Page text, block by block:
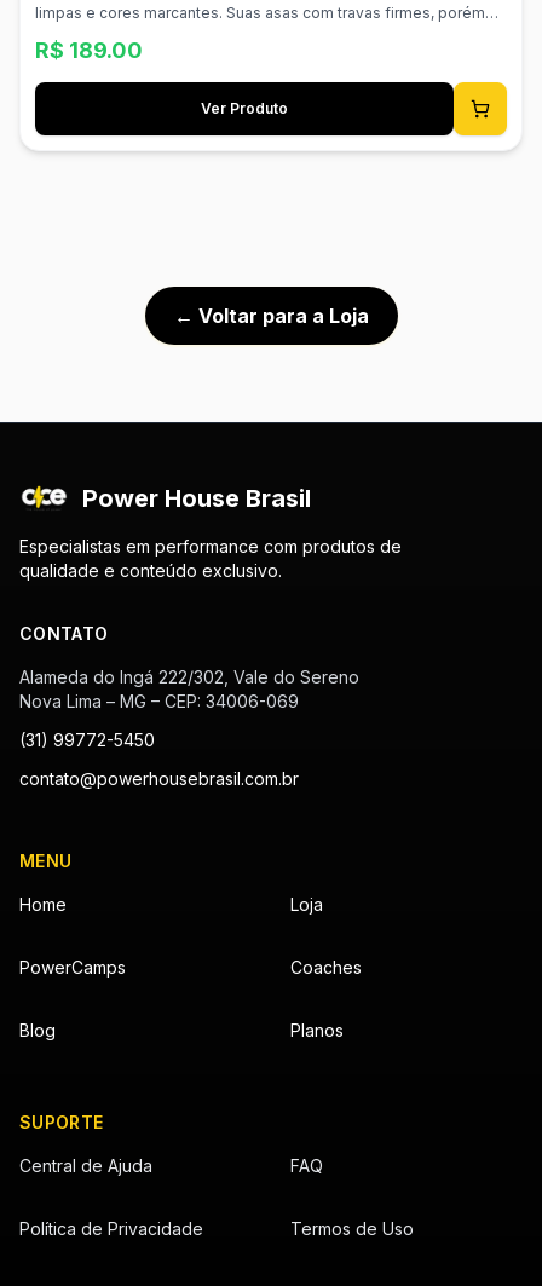
limpas e cores marcantes. Suas asas com travas firmes, porém
acessíveis, ultraleves e com acabamento deslumbrante fazem
desta obra-prima em alumínio 100% anodizado o nosso suporte
mais vendido. 100% Alumínio Anodizado Asas com Trava Firme
Aprovado para Estrada/MTB Superleve e Durável Material:
Alumínio Peso: 18g
R$ 189.00
Ver Produto
← Voltar para a Loja
Power House Brasil
Especialistas em performance com produtos de
qualidade e conteúdo exclusivo.
CONTATO
Alameda do Ingá 222/302, Vale do Sereno
Nova Lima – MG – CEP: 34006-069
(31) 99772-5450
contato@powerhousebrasil.com.br
MENU
Home Loja
PowerCamps Coaches
Blog Planos
SUPORTE
Central de Ajuda FAQ
Política de Privacidade Termos de Uso